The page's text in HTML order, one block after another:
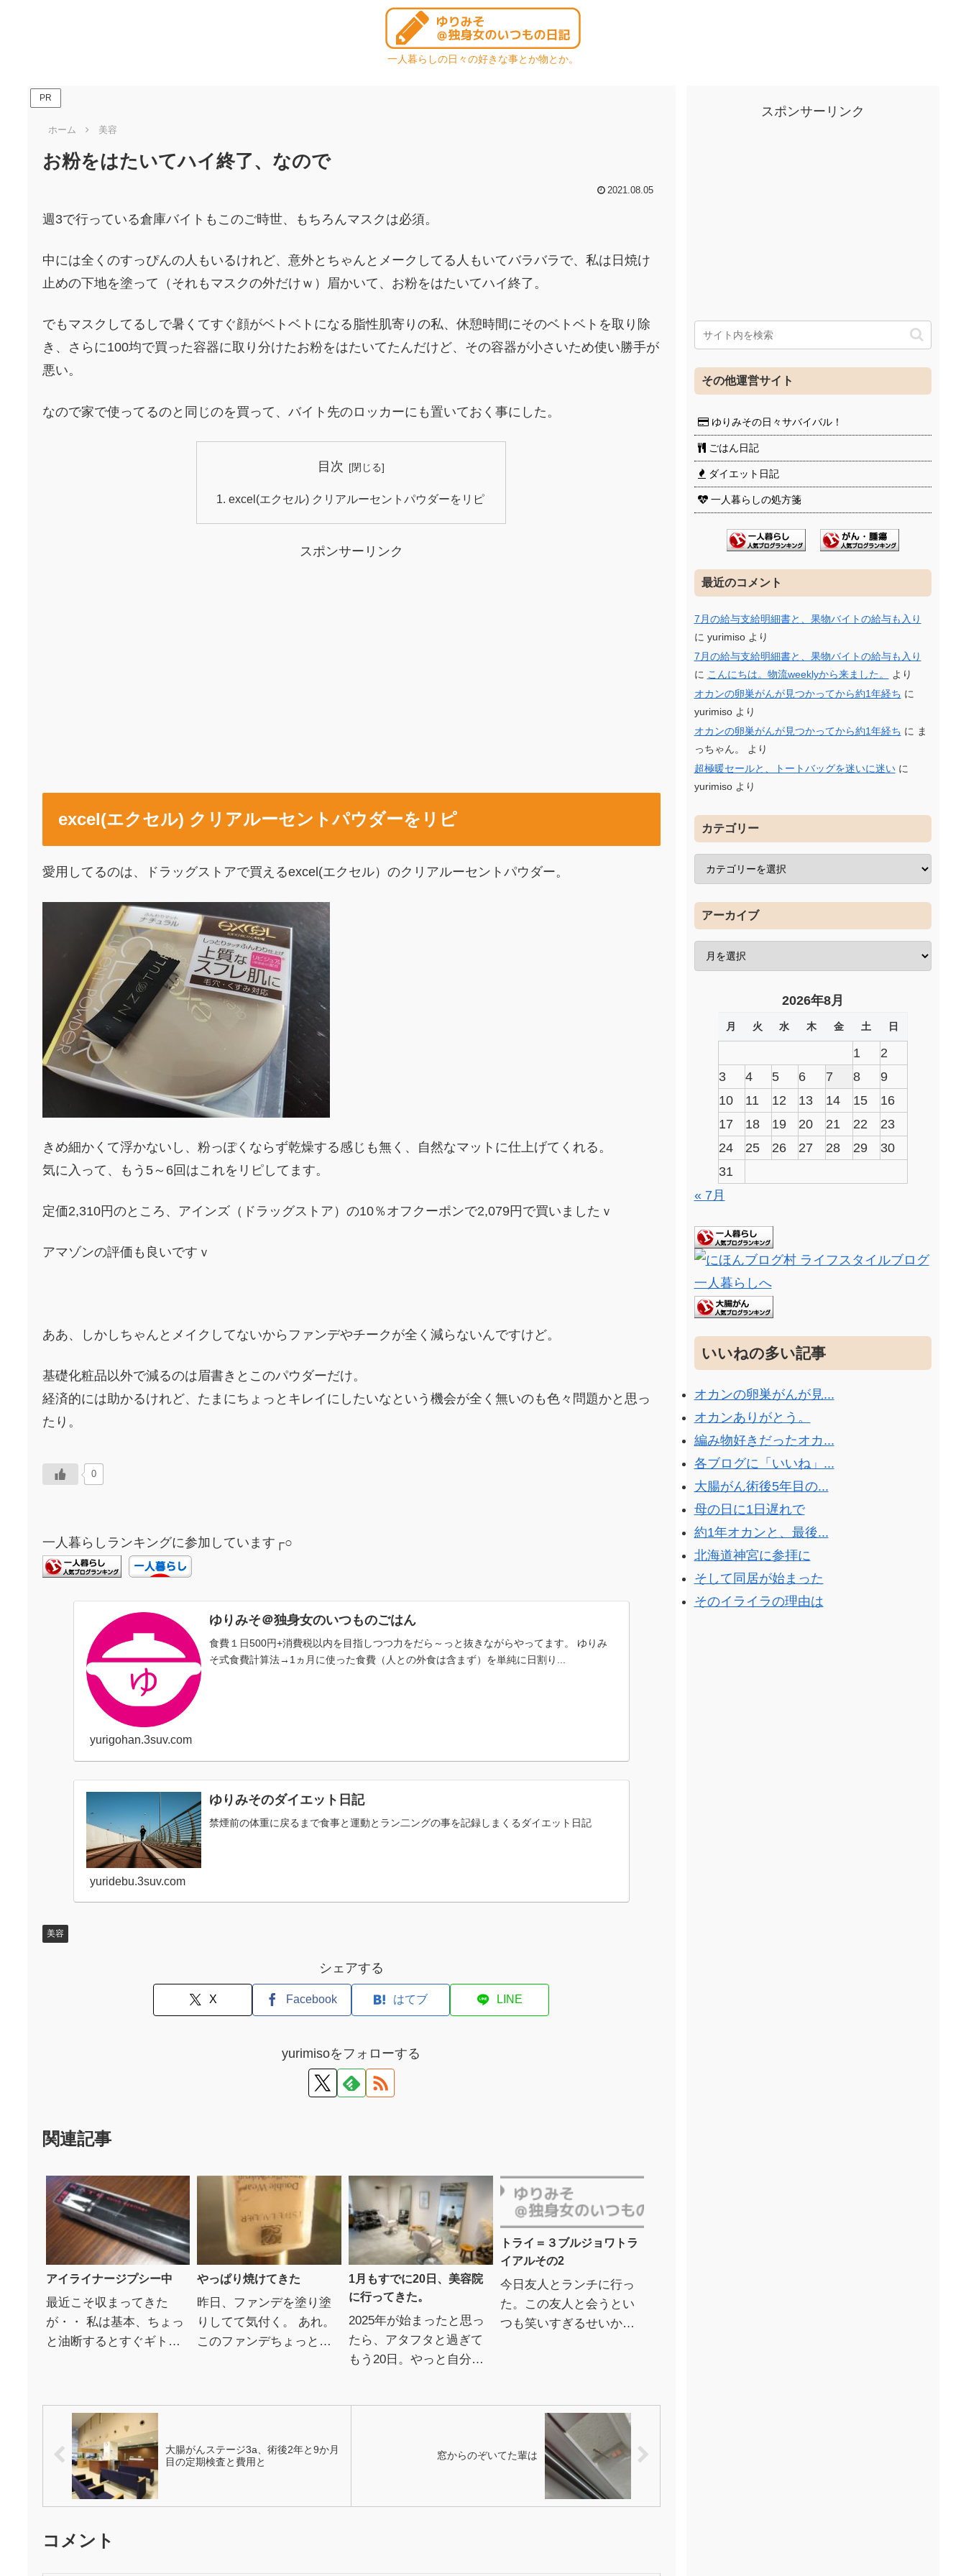
一人暮らしの日々の好きな事とか物とか。
PR
ホーム 美容
お粉をはたいてハイ終了、なので
2021.08.05
週3で行っている倉庫バイトもこのご時世、もちろんマスクは必須。
中には全くのすっぴんの人もいるけれど、意外とちゃんとメークしてる人もいてバラバラで、私は日焼け
止めの下地を塗って（それもマスクの外だけｗ）眉かいて、お粉をはたいてハイ終了。
でもマスクしてるしで暑くてすぐ顔がベトベトになる脂性肌寄りの私、休憩時間にそのベトベトを取り除
き、さらに100均で買った容器に取り分けたお粉をはたいてたんだけど、その容器が小さいため使い勝手が
悪い。
なので家で使ってるのと同じのを買って、バイト先のロッカーにも置いておく事にした。
目次
excel(エクセル) クリアルーセントパウダーをリピ
スポンサーリンク
excel(エクセル) クリアルーセントパウダーをリピ
愛用してるのは、ドラッグストアで買えるexcel(エクセル）のクリアルーセントパウダー。
きめ細かくて浮かないし、粉っぽくならず乾燥する感じも無く、自然なマットに仕上げてくれる。
気に入って、もう5～6回はこれをリピしてます。
定価2,310円のところ、アインズ（ドラッグストア）の10％オフクーポンで2,079円で買いましたｖ
アマゾンの評価も良いですｖ
ああ、しかしちゃんとメイクしてないからファンデやチークが全く減らないんですけど。
基礎化粧品以外で減るのは眉書きとこのパウダーだけ。
経済的には助かるけれど、たまにちょっとキレイにしたいなという機会が全く無いのも色々問題かと思っ
たり。
0
一人暮らしランキングに参加しています┌○
ゆりみそ＠独身女のいつものごはん
食費１日500円+消費税以内を目指しつつ力をだら～っと抜きながらやってます。 ゆりみ
そ式食費計算法→1ヵ月に使った食費（人との外食は含まず）を単純に日割り...
yurigohan.3suv.com
ゆりみそのダイエット日記
禁煙前の体重に戻るまで食事と運動とラン二ングの事を記録しまくるダイエット日記
yuridebu.3suv.com
美容
シェアする
X Facebook はてブ LINE
yurimisoをフォローする
関連記事
アイライナージプシー中
最近こそ収まってきた
が・・ 私は基本、ちょっ
と油断するとすぐギトギ
りは油断するとすぐパン
ダ。...
やっぱり焼けてきた
昨日、ファンデを塗り塗
りしてて気付く。 あれ。
このファンデちょっと白
1月もすでに20日、美容院
に行ってきた。
2025年が始まったと思っ
たら、アタフタと過ぎて
もう20日。やっと自分の
トライ＝３ブルジョワトラ
イアルその2
今日友人とランチに行っ
た。この友人と会うとい
つも笑いすぎるせいか、
大腸がんステージ3a、術後2年と9か月
目の定期検査と費用と
窓からのぞいてた輩は
コメント
スポンサーリンク
その他運営サイト
ゆりみその日々サバイバル！
ごはん日記
ダイエット日記
一人暮らしの処方箋
最近のコメント
7月の給与支給明細書と、果物バイトの給与も入り
に yurimisoより
7月の給与支給明細書と、果物バイトの給与も入り
に こんにちは。物流weeklyから来ました。
より
オカンの卵巣がんが見つかってから約1年経ち に
yurimisoより
オカンの卵巣がんが見つかってから約1年経ち に ま
っちゃん。
より
超極暖セールと、トートバッグを迷いに迷いに
yurimisoより
カテゴリー
アーカイブ
2026年8月
月 火 水 木 金 土 日
1
2
3
4 5 6 7 8
9
10
11 12 13 14 15
16
17
18 19 20 21 22
23
24
25 26 27 28 29
30
31
« 7月
いいねの多い記事
オカンの卵巣がんが見...
オカンありがとう。
編み物好きだったオカ...
各ブログに「いいね」...
大腸がん術後5年目の...
母の日に1日遅れで
約1年オカンと、最後...
北海道神宮に参拝に
そして同居が始まった
そのイライラの理由は